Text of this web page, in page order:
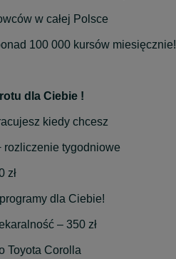
w całej Polsce
100 000 kursów miesięcznie!
dla Ciebie !
kiedy chcesz
rozliczenie tygodniowe
zł
dla Ciebie!
– 350 zł
Toyota Corolla